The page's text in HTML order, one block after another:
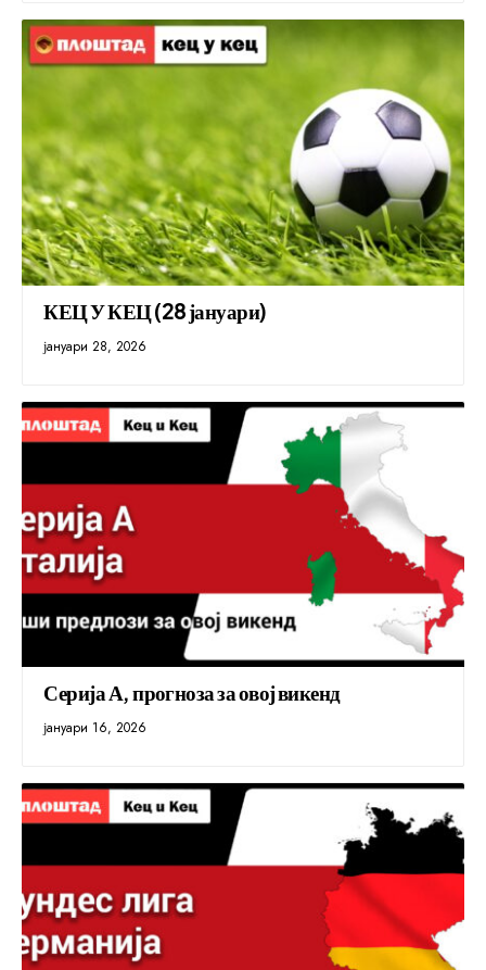
КЕЦ У КЕЦ (28 јануари)
јануари 28, 2026
Серија А, прогноза за овој викенд
јануари 16, 2026